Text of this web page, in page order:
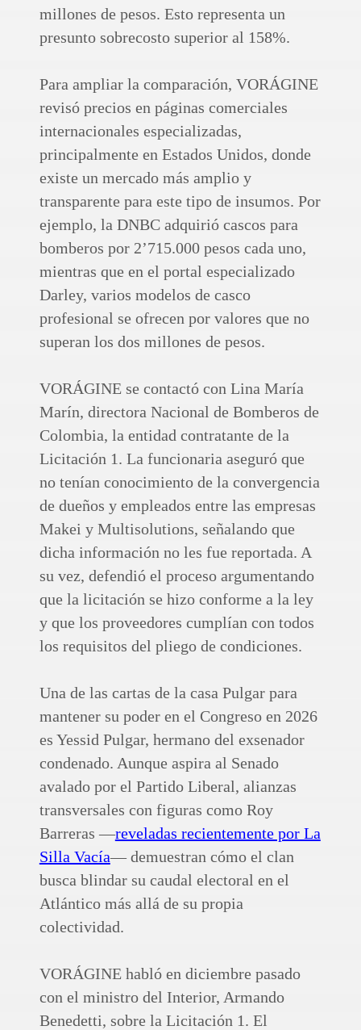
millones de pesos. Esto representa un
presunto sobrecosto superior al 158%.
Para ampliar la comparación, VORÁGINE
revisó precios en páginas comerciales
internacionales especializadas,
principalmente en Estados Unidos, donde
existe un mercado más amplio y
transparente para este tipo de insumos. Por
ejemplo, la DNBC adquirió cascos para
bomberos por 2’715.000 pesos cada uno,
mientras que en el portal especializado
Darley, varios modelos de casco
profesional se ofrecen por valores que no
superan los dos millones de pesos.
VORÁGINE se contactó con Lina María
Marín, directora Nacional de Bomberos de
Colombia, la entidad contratante de la
Licitación 1. La funcionaria aseguró que
no tenían conocimiento de la convergencia
de dueños y empleados entre las empresas
Makei y Multisolutions, señalando que
dicha información no les fue reportada. A
su vez, defendió el proceso argumentando
que la licitación se hizo conforme a la ley
y que los proveedores cumplían con todos
los requisitos del pliego de condiciones.
Una de las cartas de la casa Pulgar para
mantener su poder en el Congreso en 2026
es Yessid Pulgar, hermano del exsenador
condenado. Aunque aspira al Senado
avalado por el Partido Liberal, alianzas
transversales con figuras como Roy
Barreras —reveladas recientemente por La
Silla Vacía— demuestran cómo el clan
busca blindar su caudal electoral en el
Atlántico más allá de su propia
colectividad.
VORÁGINE habló en diciembre pasado
con el ministro del Interior, Armando
Benedetti, sobre la Licitación 1. El